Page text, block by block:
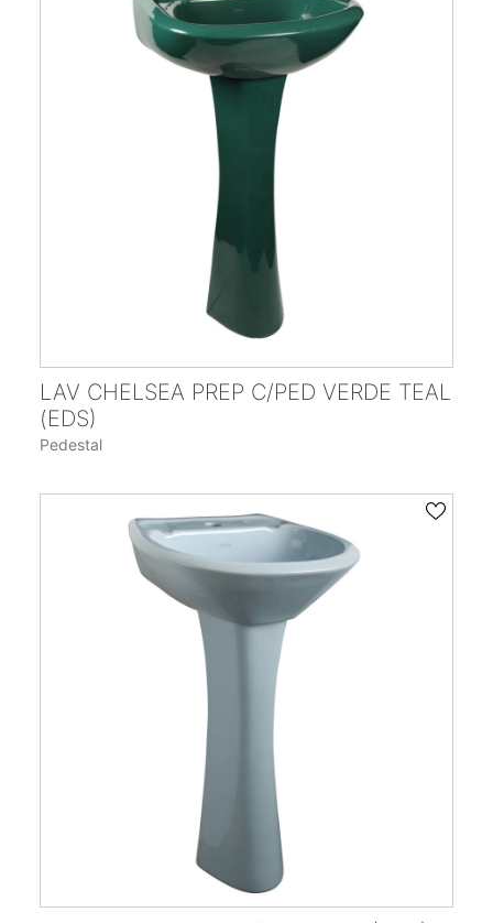
LAV CHELSEA PREP C/PED VERDE TEAL
(EDS)
Pedestal